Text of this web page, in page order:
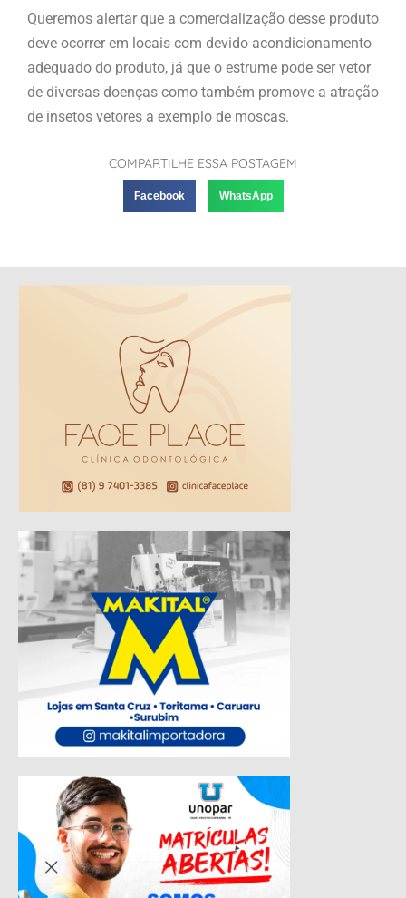
Queremos alertar que a comercialização desse produto
deve ocorrer em locais com devido acondicionamento
adequado do produto, já que o estrume pode ser vetor
de diversas doenças como também promove a atração
de insetos vetores a exemplo de moscas.
COMPARTILHE ESSA POSTAGEM
Facebook WhatsApp